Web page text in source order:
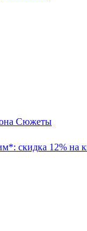
Сюжеты
скидка 12% на